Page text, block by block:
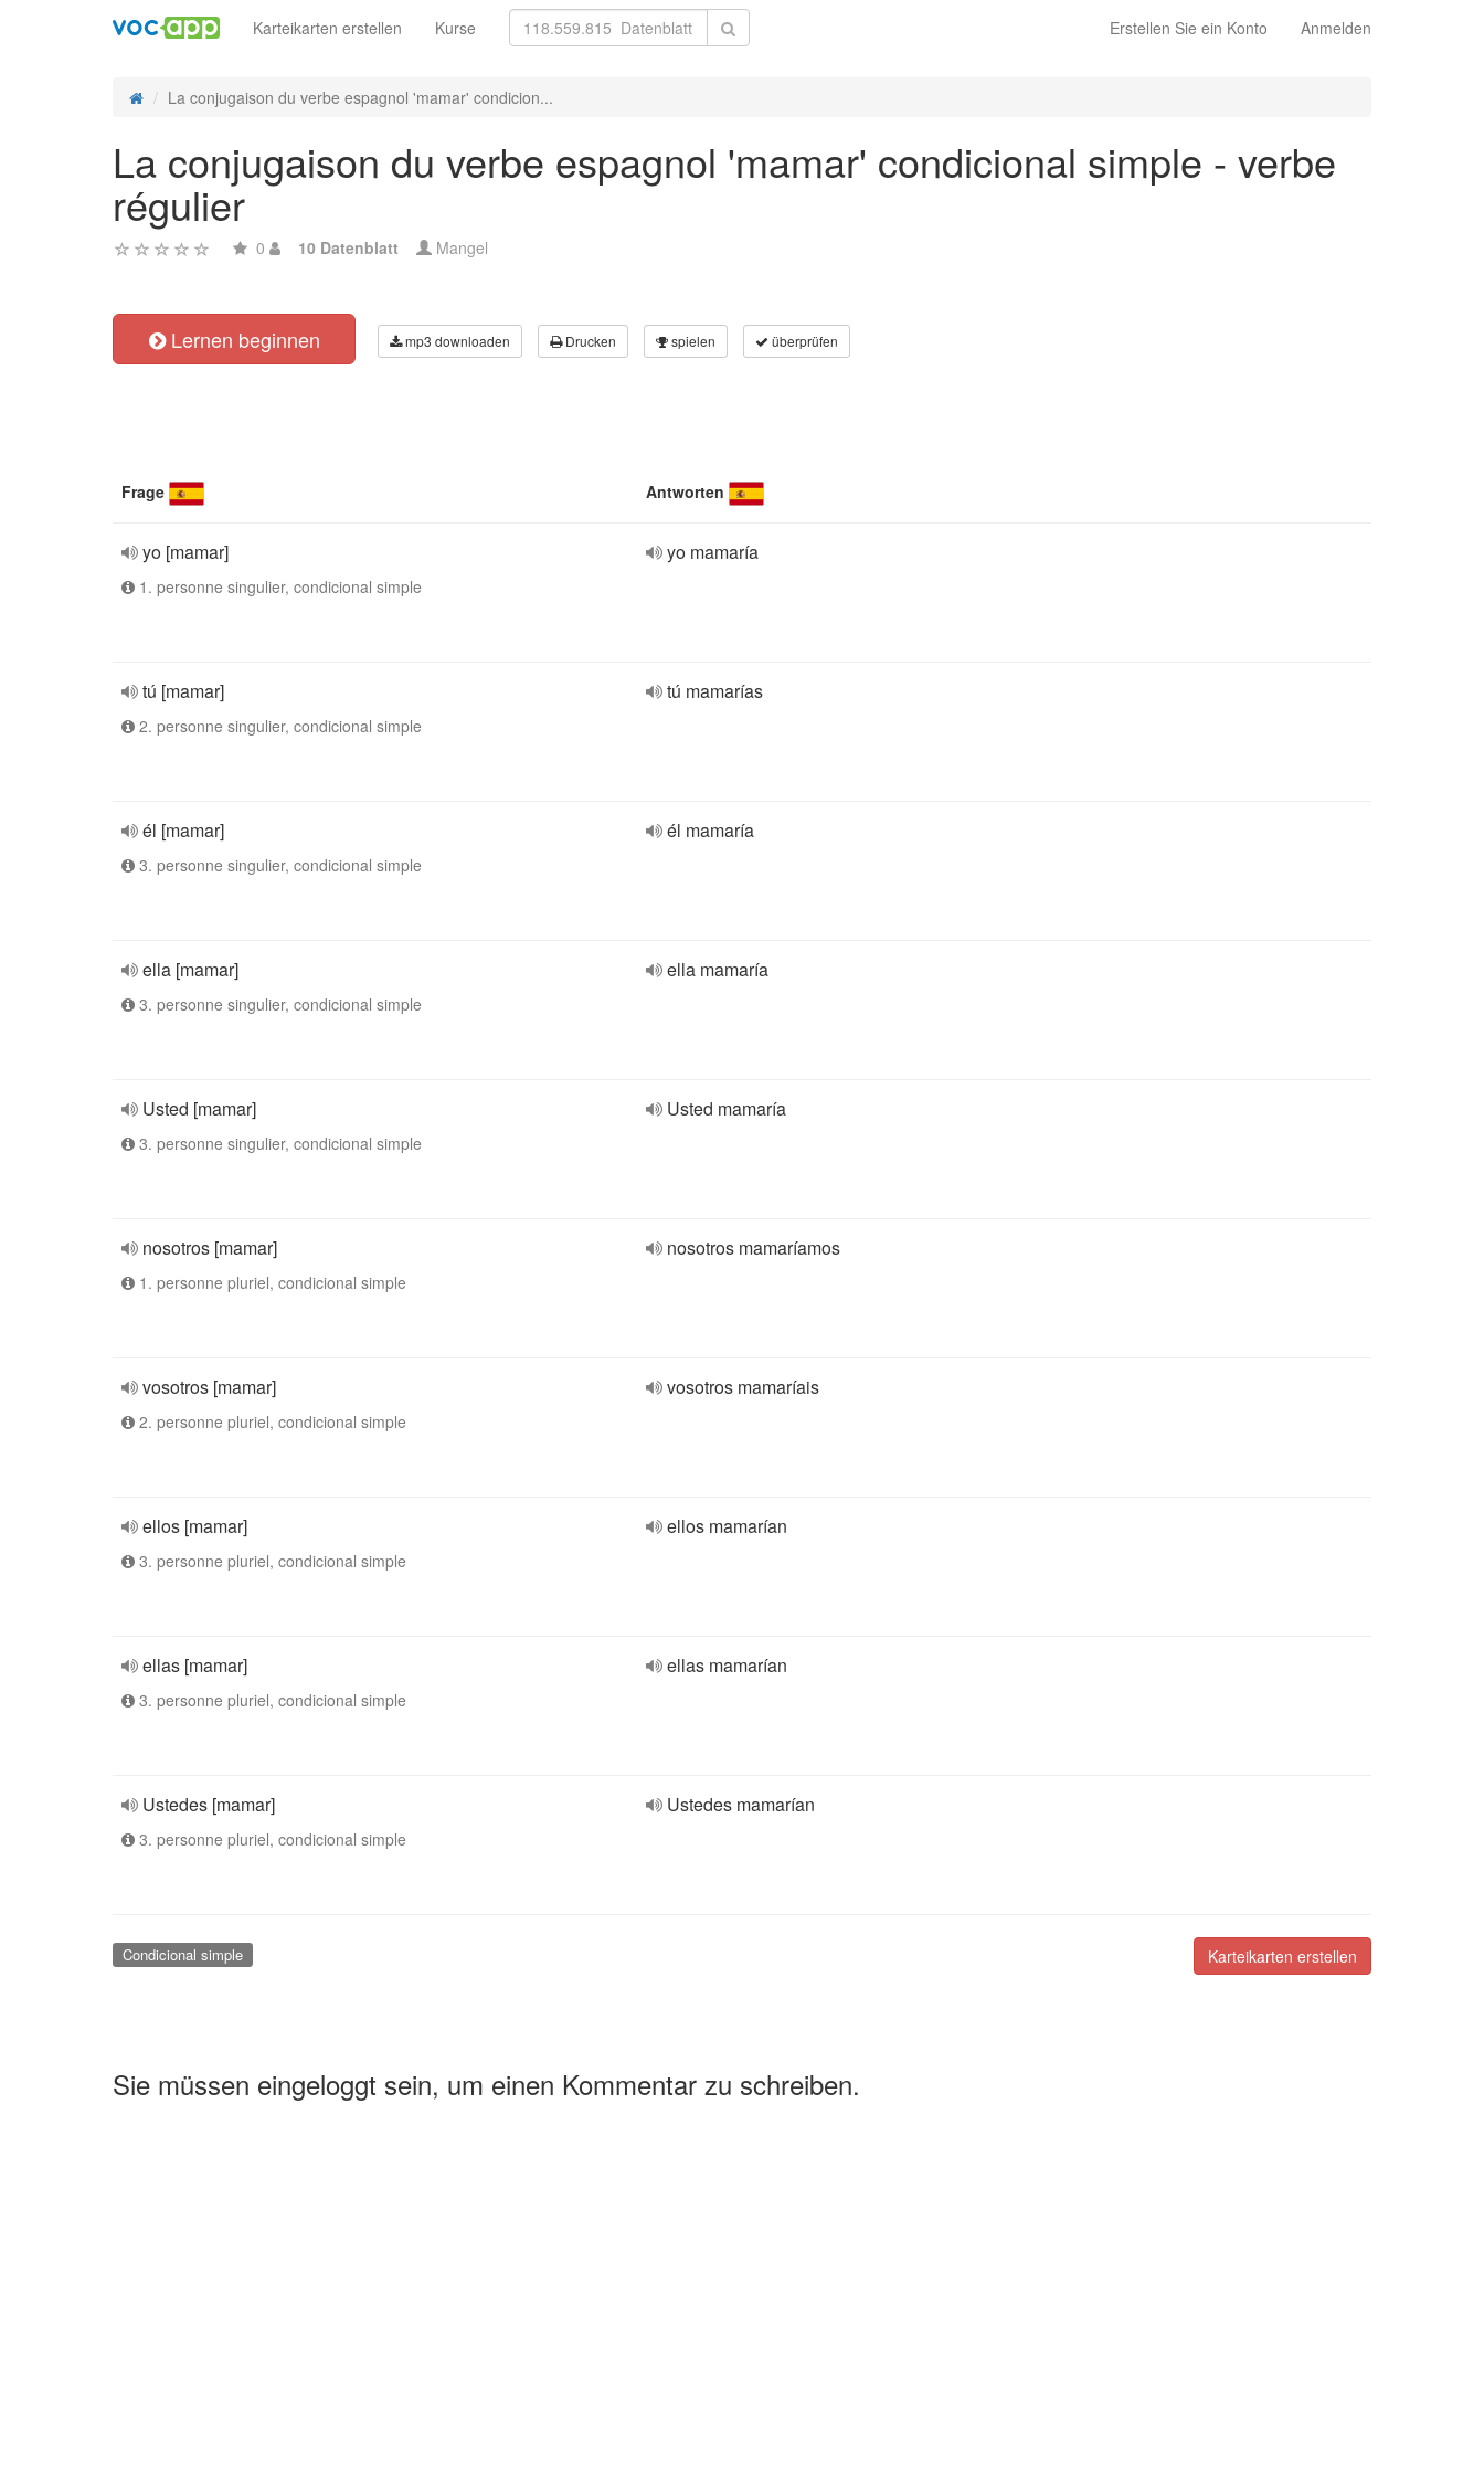
Erstellen Sie ein Konto Anmelden
Karteikarten erstellen Kurse
La conjugaison du verbe espagnol 'mamar' condicion...
La conjugaison du verbe espagnol 'mamar' condicional simple - verbe
régulier
0 10 Datenblatt Mangel
Lernen beginnen mp3 downloaden Drucken spielen überprüfen
Frage Antworten
yo [mamar]
1. personne singulier, condicional simple
yo mamaría
tú [mamar]
2. personne singulier, condicional simple
tú mamarías
él [mamar]
3. personne singulier, condicional simple
él mamaría
ella [mamar]
3. personne singulier, condicional simple
ella mamaría
Usted [mamar]
3. personne singulier, condicional simple
Usted mamaría
nosotros [mamar]
1. personne pluriel, condicional simple
nosotros mamaríamos
vosotros [mamar]
2. personne pluriel, condicional simple
vosotros mamaríais
ellos [mamar]
3. personne pluriel, condicional simple
ellos mamarían
ellas [mamar]
3. personne pluriel, condicional simple
ellas mamarían
Ustedes [mamar]
3. personne pluriel, condicional simple
Ustedes mamarían
Karteikarten erstellen
Condicional simple
Sie müssen eingeloggt sein, um einen Kommentar zu schreiben.